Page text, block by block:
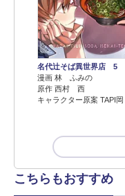
名代辻そば異世界店 5
漫画 林 ふみの
原作 西村 西
キャラクター原案 TAPI岡
こちらもおすすめ